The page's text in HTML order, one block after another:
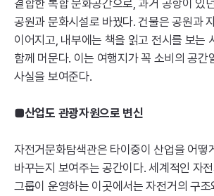
결합한 복합 문화공간으로, 과거 공항이 있
공원과 문화시설로 바꿨다. 건물은 공원과
이어지고, 내부에는 책을 읽고 전시를 보는
함께 머문다. 이는 여행지가 꼭 소비의 공간
사실을 보여준다.
■산업도 관광자원으로 변신
자전거문화탐색관은 타이중이 산업을 어떻
바꾸는지 보여주는 공간이다. 세계적인 자
그룹이 운영하는 이곳에서는 자전거의 구조